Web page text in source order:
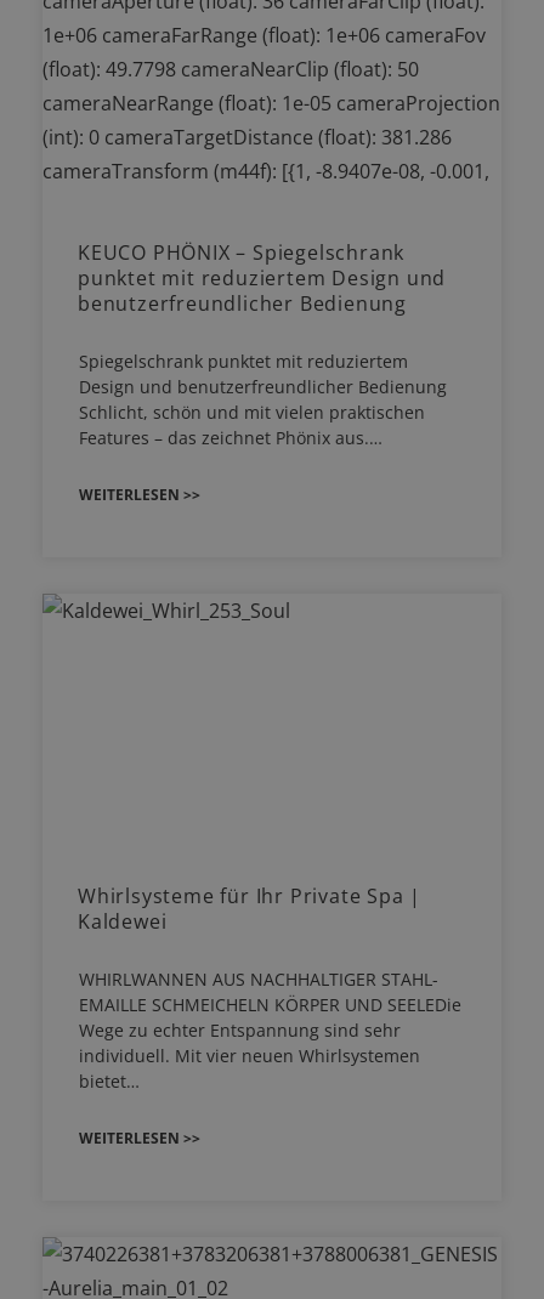
KEUCO PHÖNIX – Spiegelschrank
punktet mit reduziertem Design und
benutzerfreundlicher Bedienung
Spiegelschrank punktet mit reduziertem
Design und benutzerfreundlicher Bedienung
Schlicht, schön und mit vielen praktischen
Features – das zeichnet Phönix aus.…
WEITERLESEN >>
Whirlsysteme für Ihr Private Spa |
Kaldewei
WHIRLWANNEN AUS NACHHALTIGER STAHL-
EMAILLE SCHMEICHELN KÖRPER UND SEELEDie
Wege zu echter Entspannung sind sehr
individuell. Mit vier neuen Whirlsystemen
bietet…
WEITERLESEN >>